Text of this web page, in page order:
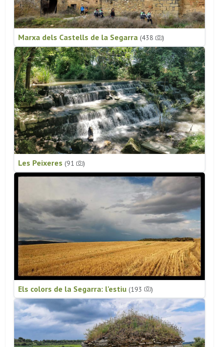
Marxa dels Castells de la Segarra (438 )
Les Peixeres (91 )
Els colors de la Segarra: l'estiu (193 )